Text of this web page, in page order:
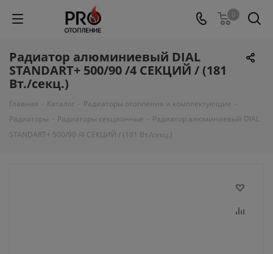
0
Радиатор алюминиевый DIAL
STANDART+ 500/90 /4 СЕКЦИЙ / (181
Вт./секц.)
Главная - Каталог - Радиаторы отопления и комплектующие -
Радиаторы - Радиаторы секционные - Радиатор алюминиевый DIAL
STANDART+ 500/90 /4 СЕКЦИЙ / (181 Вт./секц.)